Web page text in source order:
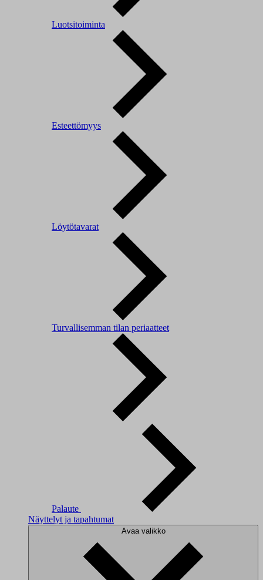
Luotsitoiminta
Esteettömyys
Löytötavarat
Turvallisemman tilan periaatteet
Palaute
Näyttelyt ja tapahtumat
Avaa valikko